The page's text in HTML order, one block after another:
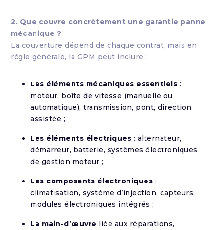
2. Que couvre concrètement une garantie panne
mécanique ?
La couverture dépend de chaque contrat, mais en
règle générale, la GPM peut inclure :
Les éléments mécaniques essentiels :
moteur, boîte de vitesse (manuelle ou
automatique), transmission, pont, direction
assistée ;
Les éléments électriques : alternateur,
démarreur, batterie, systèmes électroniques
de gestion moteur ;
Les composants électroniques :
climatisation, système d’injection, capteurs,
modules électroniques intégrés ;
La main-d’œuvre liée aux réparations,